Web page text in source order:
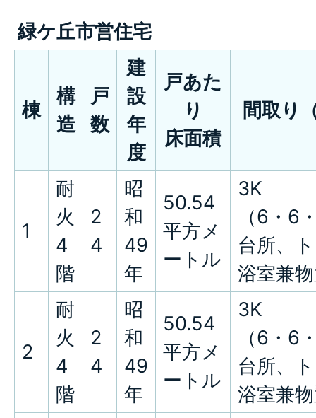
緑ケ丘市営住宅
棟
構
造
戸
数
建
設
年
度
戸あた
り
床面積
間取り
1
耐
火
4
階
2
4
昭
和
49
年
50.54
平方メ
ートル
3K
（6・6
台所、
浴室兼
2
耐
火
4
階
2
4
昭
和
49
年
50.54
平方メ
ートル
3K
（6・6
台所、
浴室兼